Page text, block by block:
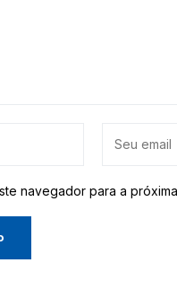
navegador para a